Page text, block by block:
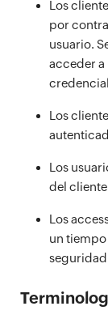
Los
por
usuario.
acceder
Los
Los
del
Los
un